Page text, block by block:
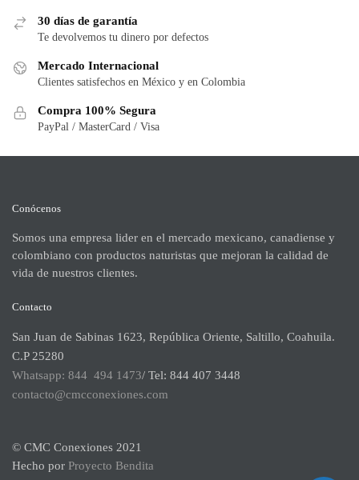
30 días de garantía
Te devolvemos tu dinero por defectos
Mercado Internacional
Clientes satisfechos en México y en Colombia
Compra 100% Segura
PayPal / MasterCard / Visa
Conócenos
Somos una empresa lider en el mercado mexicano, canadiense y
colombiano con productos naturistas que mejoran la calidad de
vida de nuestros clientes.
Contacto
San Juan de Sabinas 1623, República Oriente, Saltillo, Coahuila.
C.P 25280
Whatsapp: 844 494 1473/ Tel: 844 407 3448
contacto@cmcconexiones.com
© CMC Conexiones 2021
Hecho por Proyecto Bendita